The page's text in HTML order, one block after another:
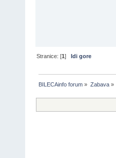
Stranice: [1]Idi gore
BILECAinfo forum » Zabava»